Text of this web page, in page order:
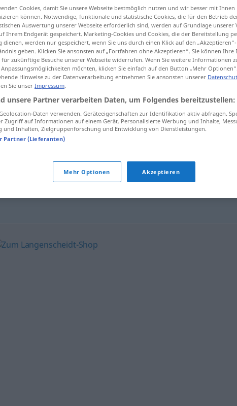
>
Spitzname
Cookies, damit Sie unsere Webseite bestmöglich nutzen und wir besser mit Ihnen
können. Notwendige, funktionale und statistische Cookies, die für den Betrieb
Auswertung unserer Webseite erforderlich sind, werden auf Grundlage unserer
Ihrem Endgerät gespeichert. Marketing-Cookies und Cookies, die der Bereitstellung
dienen, werden nur gespeichert, wenn Sie uns durch einen Klick auf den
geben. Klicken Sie ansonsten auf „Fortfahren ohne Akzeptieren“. Sie können Ihre
für zukünftige Besuche unserer Webseite widerrufen. Wenn Sie weitere Informationen
möchten, klicken Sie einfach auf den Button „Mehr Optionen“.
Hinweise zu der Datenverarbeitung entnehmen Sie ansonsten unserer
Sie unser Impressum.
unsere Partner verarbeiten Daten, um Folgendes bereitzustellen:
Daten verwenden. Geräteeigenschaften zur Identifikation aktiv abfragen.
Zugriff auf Informationen auf einem Gerät. Personalisierte Werbung und Inhalte,
und Inhalten, Zielgruppenforschung und Entwicklung von Dienstleistungen.
Partner (Lieferanten)
Mehr Optionen Akzeptieren